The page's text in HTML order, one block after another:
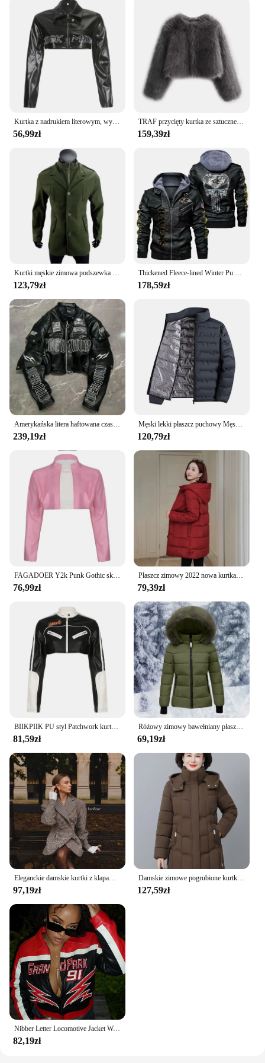
Kurtka z nadrukiem literowym, wycięta zapięcie na zamek błyskawiczny wyszywania skóry pchu, krótka kurtka Moto płaszcz z suwakiem jesienna bluza uliczna
56,99zł
TRAF przycięty kurtka ze sztucznego futra damski puszysty zimowy płaszcz damski 2023 luksusowy elegancki kurtki damskie kardigan z długim rękawem krótkie płaszcze
159,39zł
Kurtki męskie zimowa podszewka odzież męska ciepłe męskie fałszywe dwuczęściowe płaszcze wiatrówka odzież wierzchnia Streetwear kurtka rozmiar ue
123,79zł
Thickened Fleece-lined Winter Pu Leather Jacket Harajuku Style Loose Fit For Men Women European Fashion Top Seller
178,59zł
239,19zł
Męski lekki płaszcz puchowy Męska kurtka puchowa ze stójką Biała kurtka puchowa z kieszeniami na zamek błyskawiczny Pikowana odzież wierzchnia dla długiej
120,79zł
76,99zł
Płaszcz zimowy 2022 nowa kurtka damska matka nosić kurtka podszyta bawełną damska długi i gruby MM luźny gruby puchowy płaszcz z kapturem rozmiar 6XL
79,39zł
81,59zł
Różowy zimowy bawełniany płaszcz puchowy damski puszysty zamek błyskawiczny z kapturem gruba odzież wierzchnia klapa wiatroszczelna ciepła kurtka puchowa z długim rękawem dopasowane płaszcze
69,19zł
97,19zł
Damskie zimowe pogrubione kurtki puchowe bawełniane parki z kapturem pikowany długi płaszcz z kieszeniami płaszcz damski w średnim wieku
127,59zł
Nibber Letter Locomotive Jacket Women Varsity Cool Hipster Embroidery Patchwork Full Sleeve Wild Streetwear Fashion Short Coat
82,19zł